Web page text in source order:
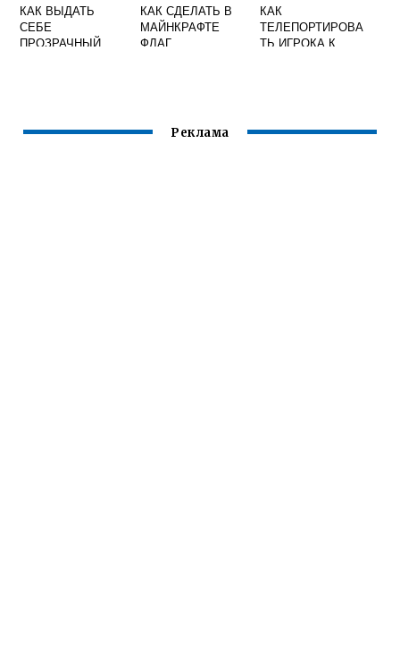
КАК ВЫДАТЬ
СЕБЕ
ПРОЗРАЧНЫЙ
КАК СДЕЛАТЬ В
МАЙНКРАФТЕ
ФЛАГ
КАК
ТЕЛЕПОРТИРОВА
ТЬ ИГРОКА К
Реклама